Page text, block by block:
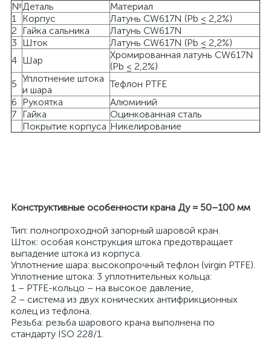
№Деталь
Материал
1 Корпус
Латунь CW617N (Pb ≤ 2,2%)
2 Гайка сальника
Латунь CW617N
3 Шток
Латунь CW617N (Pb ≤ 2,2%)
4 Шар
Хромированная латунь CW617N
(Pb ≤ 2,2%)
5 Уплотнение штока
и шара
Тефлон PTFE
6 Рукоятка
Алюминий
7 Гайка
Оцинкованная сталь
Покрытие корпуса Никелирование
Конструктивные особенности крана Ду = 50–100 мм
Тип: полнопроходной запорный шаровой кран.
Шток: особая конструкция штока предотвращает
выпадение штока из корпуса.
Уплотнение шара: высокопрочный тефлон (virgin PTFE).
Уплотнение штока: 3 уплотнительных кольца:
1 – PTFE-кольцо – на высокое давление,
2 – система из двух конических антифрикционных
колец из тефлона.
Резьба: резьба шарового крана выполнена по
стандарту ISO 228/1.